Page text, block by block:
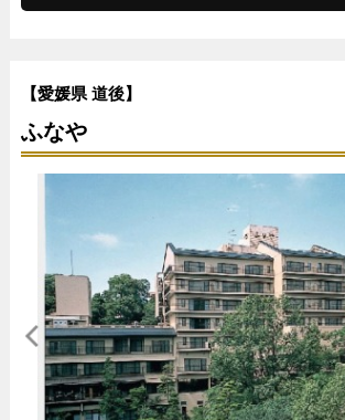
【愛媛県 道後】
ふなや